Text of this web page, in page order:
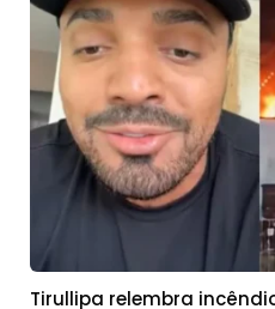
Tirullipa relembra